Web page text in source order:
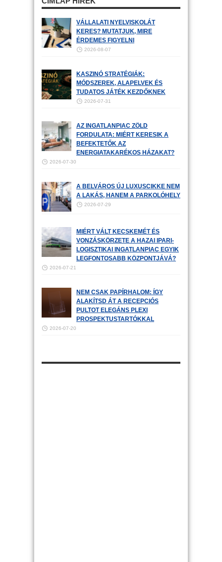
VÁLLALATI NYELVISKOLÁT
KERES? MUTATJUK, MIRE
ÉRDEMES FIGYELNI
2026-08-07
KASZINÓ STRATÉGIÁK:
MÓDSZEREK, ALAPELVEK ÉS
TUDATOS JÁTÉK KEZDŐKNEK
2026-07-31
AZ INGATLANPIAC ZÖLD
FORDULATA: MIÉRT KERESIK A
BEFEKTETŐK AZ
ENERGIATAKARÉKOS HÁZAKAT?
2026-07-30
A BELVÁROS ÚJ LUXUSCIKKE NEM
A LAKÁS, HANEM A PARKOLÓHELY
2026-07-29
MIÉRT VÁLT KECSKEMÉT ÉS
VONZÁSKÖRZETE A HAZAI IPARI-
LOGISZTIKAI INGATLANPIAC EGYIK
LEGFONTOSABB KÖZPONTJÁVÁ?
2026-07-21
NEM CSAK PAPÍRHALOM: ÍGY
ALAKÍTSD ÁT A RECEPCIÓS
PULTOT ELEGÁNS PLEXI
PROSPEKTUSTARTÓKKAL
2026-07-20